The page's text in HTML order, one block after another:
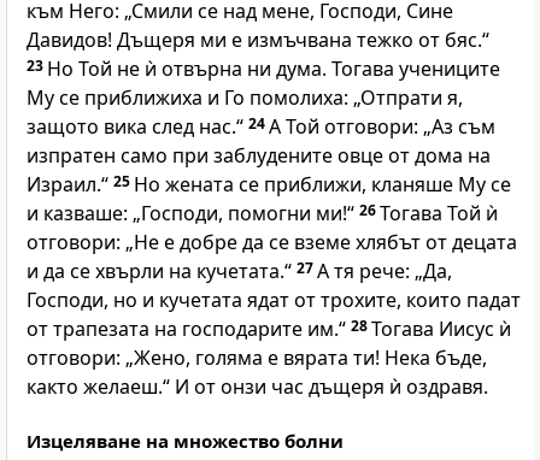
към Него: „Смили се над мене, Господи, Сине
Давидов! Дъщеря ми е измъчвана тежко от бяс.“
23 Но Той не ѝ отвърна ни дума. Тогава учениците
Му се приближиха и Го помолиха: „Отпрати я,
защото вика след нас.“ 24А Той отговори: „Аз съм
изпратен само при заблудените овце от дома на
Израил.“ 25 Но жената се приближи, кланяше Му се
и казваше: „Господи, помогни ми!“ 26Тогава Той ѝ
отговори: „Не е добре да се вземе хлябът от децата
и да се хвърли на кучетата.“ 27А тя рече: „Да,
Господи, но и кучетата ядат от трохите, които падат
от трапезата на господарите им.“ 28Тогава Иисус ѝ
отговори: „Жено, голяма е вярата ти! Нека бъде,
както желаеш.“ И от онзи час дъщеря ѝ оздравя.
Изцеляване на множество болни